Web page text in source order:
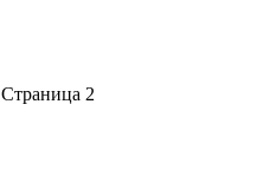
Страница 2